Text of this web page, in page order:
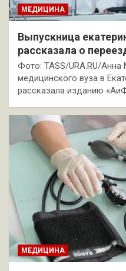
МЕДИЦИНА
Выпускница
рассказала о
Фото: TASS/URA.RU/
медицинского вуза в
рассказала изданию
МЕДИЦИНА